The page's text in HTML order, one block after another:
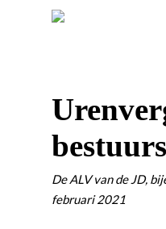
De ALV van de JD,
februari 2021